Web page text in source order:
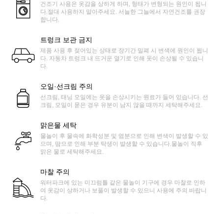
건조기 사용은 옷감을 상하게 하며, 형태가 변형되는 원인이 됩니
다.절대 사용하지 말아주세요. 서늘한 그늘에서 자연건조를 권장
합니다.
트렁크 보관 금지
제품 사용 후 젖어있는 상태로 장기간 밀폐 시 변색에 원인이 됩니
다. 자동차 트렁크 내 뜨거운 열기로 인해 옷이 손상될 수 있습니
다.
오일·선크림 주의
선크림, 태닝 오일에는 옷을 손상시키는 원료가 들어 있습니다. 선
크림, 오일이 묻은 경우 유분이 남지 않을 때까지 세탁해주세요.
맑은물 세탁
물놀이 후 물속에 화학성분 및 염분으로 인해 변색이 발생할 수 있
으며, 땀으로 인해 부분 탁생이 발생할 수 있습니다.물놀이 직후
맑은 물로 세탁해주세요.
마찰 주의
워터파크에 있는 미끄럼틀 같은 물놀이 기구에 경우 마찰로 인하
여 옷감이 상하거나 보풀이 발생할 수 있으니 사용에 주의 바랍니
다.